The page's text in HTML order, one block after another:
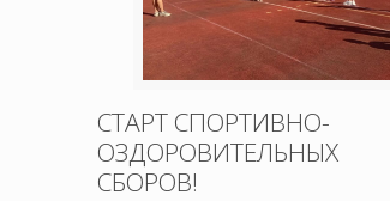
СТАРТ СПОРТИВНО-
ОЗДОРОВИТЕЛЬНЫХ
СБОРОВ!